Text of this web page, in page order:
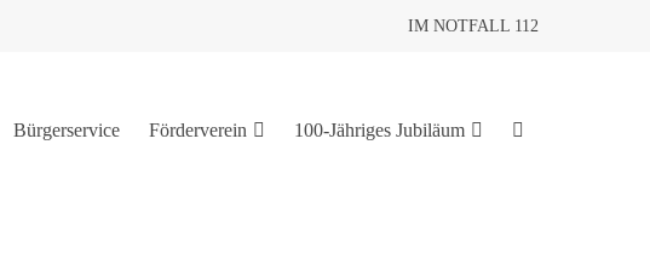
IM NOTFALL 112
Bürgerservice Förderverein 100-Jähriges Jubiläum